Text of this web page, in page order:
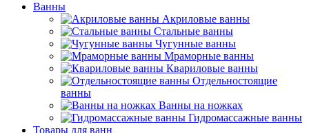
Ванны
Акриловые ванны
Стальные ванны
Чугунные ванны
Мраморные ванны
Квариловые ванны
Отдельностоящие
ванны
Ванны на ножках
Гидромассажные ванны
Товары для ванн